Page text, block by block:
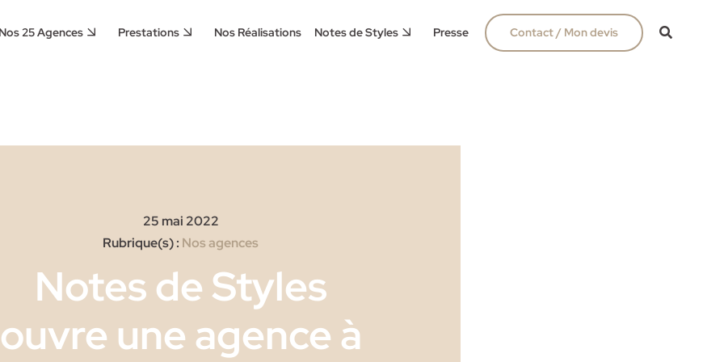
Nos 25 Agences Prestations Nos Réalisations Notes de Styles Presse Contact / Mon devis
25 mai 2022
Rubrique(s) : Nos agences
Notes de Styles
ouvre une agence à